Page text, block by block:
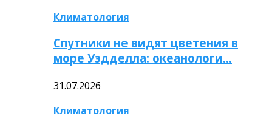
Климатология
Спутники не видят цветения в
море Уэдделла: океанологи…
31.07.2026
Климатология